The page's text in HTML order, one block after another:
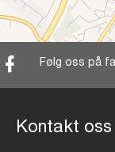
Følg oss på
Kontakt oss